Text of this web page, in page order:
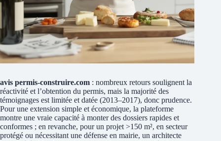
avis permis-construire.com : nombreux retours soulignent la
réactivité et l’obtention du permis, mais la majorité des
témoignages est limitée et datée (2013–2017), donc prudence.
Pour une extension simple et économique, la plateforme
montre une vraie capacité à monter des dossiers rapides et
conformes ; en revanche, pour un projet >150 m², en secteur
protégé ou nécessitant une défense en mairie, un architecte